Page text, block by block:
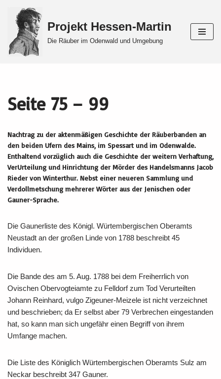
Zum
Inhalt
springen
Projekt Hessen-Martin
Die Räuber im Odenwald und Umgebung
Seite 75 – 99
Nachtrag zu der aktenmäßigen Geschichte der Räuberbanden an
den beiden Ufern des Mains, im Spessart und im Odenwalde.
Enthaltend vorzüglich auch die Geschichte der weitern Verhaftung,
VerUrteilung und Hinrichtung der Mörder des Handelsmanns Jacob
Rieder von Winterthur. Nebst einer neueren Sammlung und
Verdollmetschung mehrerer Wörter aus der Jenischen oder
Gauner-Sprache.
Die Gaunerliste des Königl. Würtembergischen Oberamts
Neustadt an der großen Linde von 1788 beschreibt 45
Individuen.
Die Bande des am 5. Aug. 1788 bei dem Freiherrlich von
Ovischen Obervogteiamte zu Felldorf zum Tod Verurteilten
Johann Reinhard, vulgo Zigeuner-Meizele ist nicht verzeichnet
und beschrieben; da Er selbst aber 79 Verbrechen eingestanden
hat, so kann man sich ungefähr einen Begriff von ihrem
Umfange machen.
Die Liste des Königlich Würtembergischen Oberamts Sulz am
Neckar beschreibt 347 Gauner.